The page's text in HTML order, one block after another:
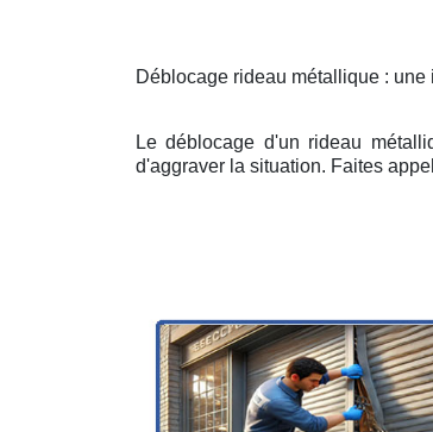
Déblocage rideau métallique :
Le déblocage d'un rideau
d'aggraver la situation. Faites